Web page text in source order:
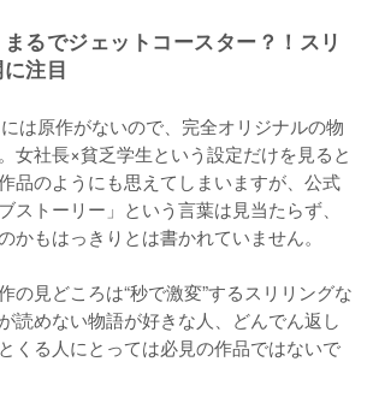
るでジェットコースター？！スリ
注目
には原作がないので、完全オリジナルの物
女社長×貧乏学生という設定だけを見ると
品のようにも思えてしまいますが、公式
ストーリー」という言葉は見当たらず、
かもはっきりとは書かれていません。
の見どころは“秒で激変”するスリリングな
読めない物語が好きな人、どんでん返し
くる人にとっては必見の作品ではないで